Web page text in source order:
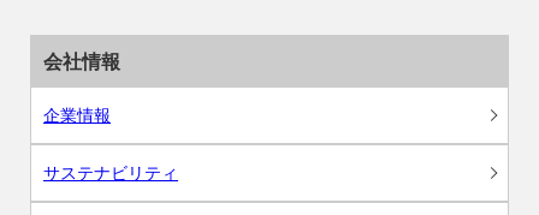
会社情報
企業情報
サステナビリティ